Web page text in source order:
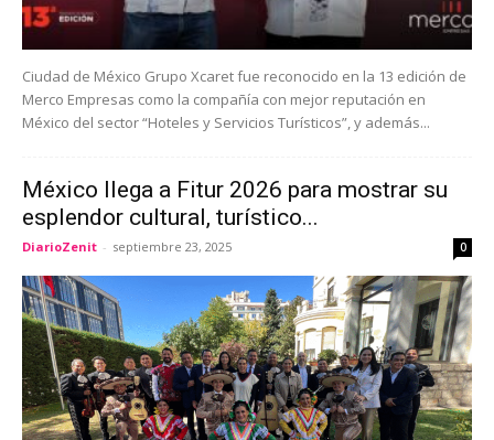
Ciudad de México Grupo Xcaret fue reconocido en la 13 edición de
Merco Empresas como la compañía con mejor reputación en
México del sector “Hoteles y Servicios Turísticos”, y además...
México llega a Fitur 2026 para mostrar su
esplendor cultural, turístico...
DiarioZenit - septiembre 23, 2025 0